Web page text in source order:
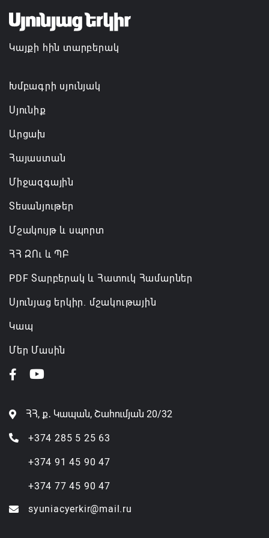
Եկեղեցիների համաշխարհային խորհուրդը
մտահոգություն է հայտնել Եկեղեցու շուրջ
ստեղծված իրավիճակի հետ կապված
Կայքի հին տարբերակ
Խմբագրի սյունյակ
Սյունիք
Արցախ
Հայաստան
Միջազգային
Տեսանյութեր
Մշակույթ և սպորտ
ՀՀ ԶՈւ և ՊԲ
PDF Տարբերակ և Հատուկ Համարներ
Սյունյաց երկիր. մշակութային
Կապ
Մեր Մասին
ՀՀ, ք․ Կապան, Շահումյան 20/32
+374 285 5 25 63
+374 91 45 90 47
+374 77 45 90 47
syuniacyerkir@mail.ru